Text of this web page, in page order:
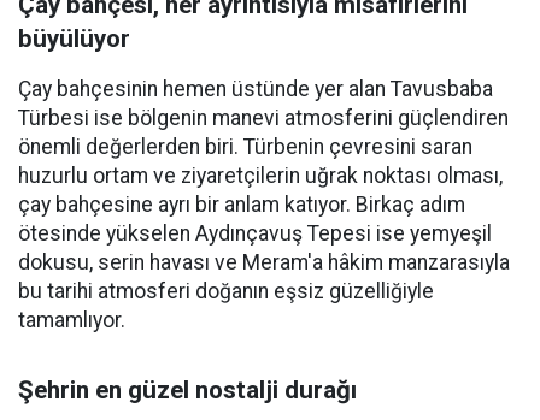
büyülüyor
Çay bahçesinin hemen üstünde yer alan Tavusbaba
Türbesi ise bölgenin manevi atmosferini güçlendiren
önemli değerlerden biri. Türbenin çevresini saran
huzurlu ortam ve ziyaretçilerin uğrak noktası olması,
çay bahçesine ayrı bir anlam katıyor. Birkaç adım
ötesinde yükselen Aydınçavuş Tepesi ise yemyeşil
dokusu, serin havası ve Meram'a hâkim manzarasıyla
bu tarihi atmosferi doğanın eşsiz güzelliğiyle
tamamlıyor.
Şehrin en güzel nostalji durağı